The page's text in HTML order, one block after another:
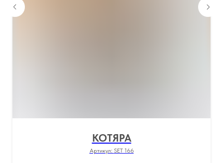
КОТЯРА
Артикул: SET 166